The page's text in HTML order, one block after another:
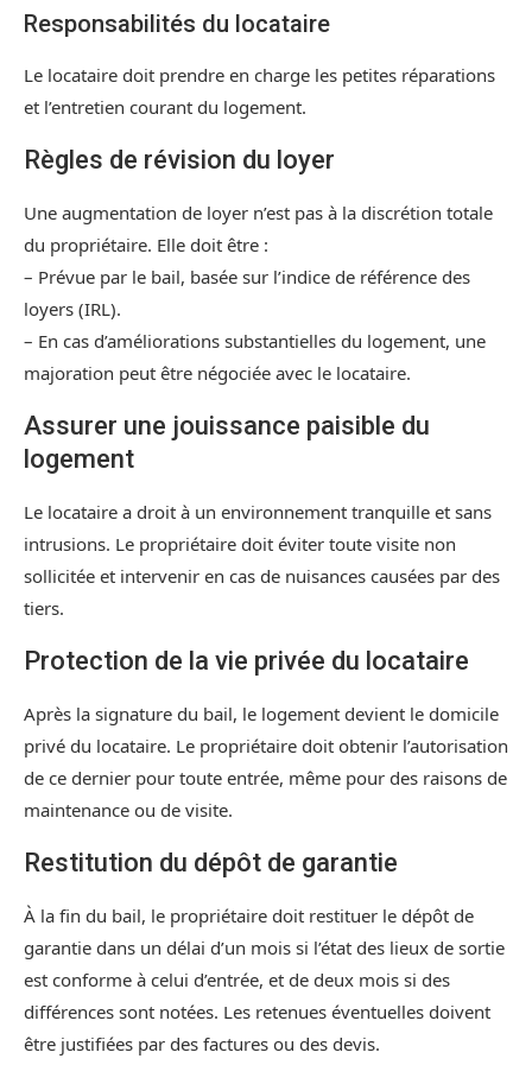
Responsabilités du locataire
Le locataire doit prendre en charge les petites réparations
et l’entretien courant du logement.
Règles de révision du loyer
Une augmentation de loyer n’est pas à la discrétion totale
du propriétaire. Elle doit être :
– Prévue par le bail, basée sur l’indice de référence des
loyers (IRL).
– En cas d’améliorations substantielles du logement, une
majoration peut être négociée avec le locataire.
Assurer une jouissance paisible du
logement
Le locataire a droit à un environnement tranquille et sans
intrusions. Le propriétaire doit éviter toute visite non
sollicitée et intervenir en cas de nuisances causées par des
tiers.
Protection de la vie privée du locataire
Après la signature du bail, le logement devient le domicile
privé du locataire. Le propriétaire doit obtenir l’autorisation
de ce dernier pour toute entrée, même pour des raisons de
maintenance ou de visite.
Restitution du dépôt de garantie
À la fin du bail, le propriétaire doit restituer le dépôt de
garantie dans un délai d’un mois si l’état des lieux de sortie
est conforme à celui d’entrée, et de deux mois si des
différences sont notées. Les retenues éventuelles doivent
être justifiées par des factures ou des devis.